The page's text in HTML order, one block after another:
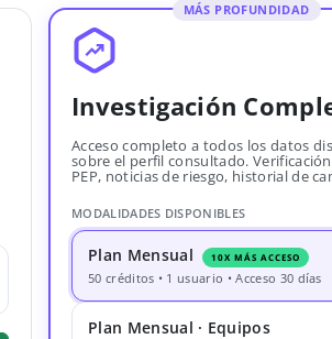
MÁS PROFUNDIDAD
Investigación
Acceso completo a todos los datos
sobre el perfil consultado.
PEP, noticias de riesgo, historial de
MODALIDADES DISPONIBLES
Plan Mensual 10X MÁS ACCESO
50 créditos • 1 usuario • Acceso 30 días
Plan Mensual · Equipos